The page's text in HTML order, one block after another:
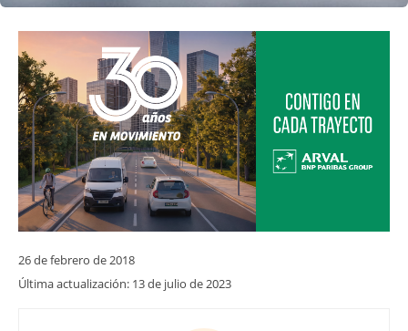
26 de febrero de 2018
Última actualización: 13 de julio de 2023